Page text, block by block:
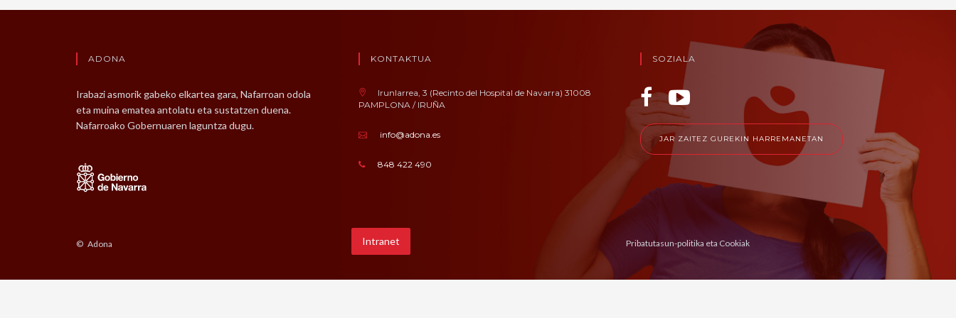
ADONA
Irabazi asmorik gabeko elkartea gara, Nafarroan odola
eta muina ematea antolatu eta sustatzen duena.
Nafarroako Gobernuaren laguntza dugu.
KONTAKTUA
Irunlarrea, 3 (Recinto del Hospital de Navarra) 31008
PAMPLONA / IRUÑA
info@adona.es
848 422 490
SOZIALA
JAR ZAITEZ GUREKIN HARREMANETAN
© Adona Intranet Pribatutasun-politika eta Cookiak